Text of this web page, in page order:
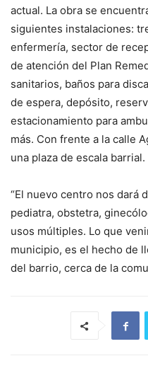
actual. La obra se
siguientes instalaciones:
enfermería, sector de
de atención del Plan
sanitarios, baños para
de espera, depósito,
estacionamiento para
más. Con frente a la calle
una plaza de escala barrial.
“El nuevo centro nos dará
pediatra, obstetra,
usos múltiples. Lo que
municipio, es el hecho de
del barrio, cerca de la